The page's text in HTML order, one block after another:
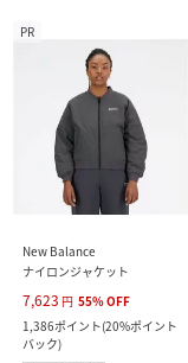
PR
New Balance
ナイロンジャケット
7,623 円 55%OFF
1,386ポイント(20%ポイント
バック)